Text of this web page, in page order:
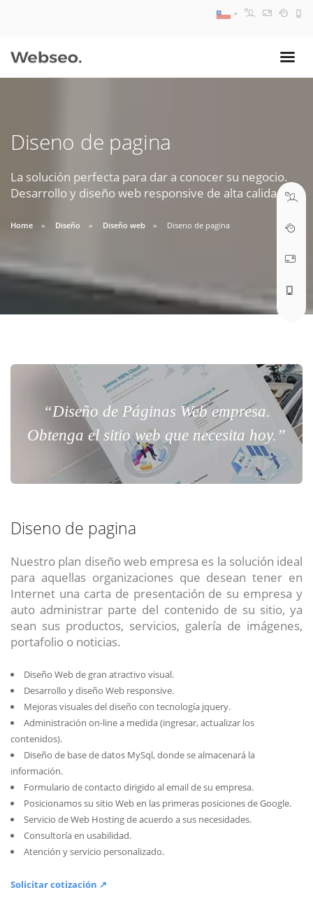
Diseno de pagina
La solución perfecta para dar a conocer su negocio.
Desarrollo y diseño web responsive de alta calidad.
Home Diseño Diseño web Diseno de pagina
“Diseño de Páginas Web empresa.
Obtenga el sitio web que necesita hoy.”
Diseno de pagina
Nuestro plan diseño web empresa es la solución ideal
para aquellas organizaciones que desean tener en
Internet una carta de presentación de su empresa y
auto administrar parte del contenido de su sitio, ya
sean sus productos, servicios, galería de imágenes,
portafolio o noticias.
Diseño Web de gran atractivo visual.
Desarrollo y diseño Web responsive.
Mejoras visuales del diseño con tecnología jquery.
Administración on-line a medida (ingresar, actualizar los
contenidos).
Diseño de base de datos MySql, donde se almacenará la
información.
Formulario de contacto dirigido al email de su empresa.
Posicionamos su sitio Web en las primeras posiciones de Google.
Servicio de Web Hosting de acuerdo a sus necesidades.
Consultoría en usabilidad.
Atención y servicio personalizado.
Solicitar cotización ↗
09:30 AM A 18:30 PM
soporte@webseo.cl